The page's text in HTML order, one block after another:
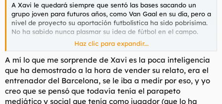
A Xavi le quedará siempre que sentó las bases sacando un
grupo joven para futuros años, como Van Gaal en su día, pero a
nivel de proyecto su aportación futbolística ha sido pobrisima.
No ha sabido nunca plasmar su idea de fútbol en el campo.
Uno de sus grandes errores ha sido rodearse de amiguitos y
hermano, no puedes ir por la vida queriendo entrenar un
Barcelona con gente que ha desarrollado su carrera en
segunda B o que hace unos años trabajaba en una
inmobiliaria.
Haz clic para expandir...
A mí lo que me sorprende de Xavi es la poca inteligencia
que ha demostrado a la hora de vender su relato, era el
entrenador del Barcelona, se le iba a medir por eso, y yo
creo que se pensó que todavía tenía el parapeto
mediático y social que tenía como jugador (que lo ha